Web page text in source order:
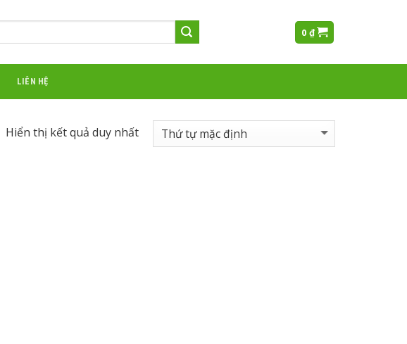
0 ₫
LIÊN HỆ
Hiển thị kết quả duy nhất